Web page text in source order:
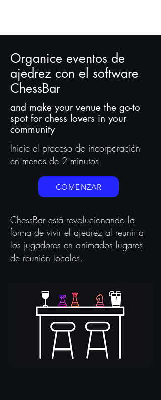
Organice eventos de
ajedrez con el software
ChessBar
and make your venue the go-to
spot for chess lovers in your
community
Inicie el proceso de incorporación
en menos de 2 minutos
COMENZAR
ChessBar está revolucionando la
forma de vivir el ajedrez al reunir a
los jugadores en animados lugares
de reunión locales.